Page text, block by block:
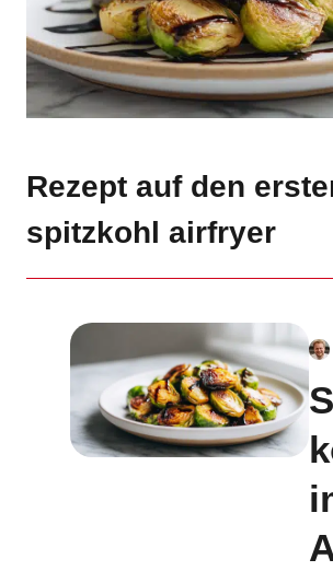
Rezept auf den
spitzkohl airfryer